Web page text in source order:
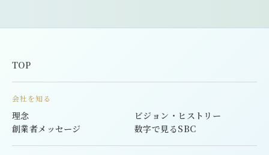
TOP
会社を知る
理念
ビジョン・ヒストリー
創業者メッセージ
数字で見るSBC